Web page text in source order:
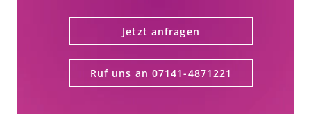
Jetzt anfragen
Ruf uns an 07141-4871221